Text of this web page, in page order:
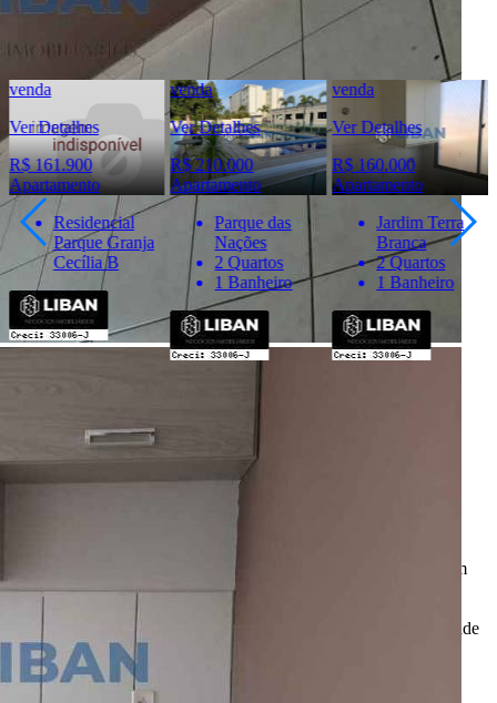
Telefone: (14) 4141-5872
(14) 98836-2944
WhatsApp: (14) 98836-2944
venda
Ver Detalhes
R$ 161.900
Apartamento
Residencial
Parque Granja
Cecília B
venda
Ver Detalhes
R$ 210.000
Apartamento
Parque das
Nações
2 Quartos
1 Banheiro
venda
Ver Detalhes
R$ 160.000
Apartamento
Jardim Terra
Branca
2 Quartos
1 Banheiro
* Valores, disponibilidade e demais informações estão sujeitas à
alterações. SEMPRE consulte o anunciante sobre as condições e
informações atualizadas do imóvel anunciado.
, incluindo todos seus colaboradores, não
negociação dos imóveis anunciados.
Todas as informações e imagens deste anúncio fazem parte de um
anúncio publicitário e foram fornecidas pelo anunciante Liban -
Portal Casa Bauru
não tem controle e não garante a veracidade
destas informações.
Móveis e demais objetos exibidos nas fotos não fazem parte da
oferta. Contate o anunciante para confirmar a disponibilidade e